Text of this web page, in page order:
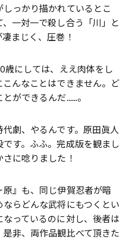
っかり描かれているとこ
一対一で殺し合う「川」と
まじく、圧巻！
歳にしては、ええ肉体をし
んなことはできません。ど
ができるんだ......。
劇、やるんです。原田眞人
す。ふふ。完成版を観まし
に唸りました！
』も、同じ伊賀忍者が暗
らどんな武将にもつくとい
っているのに対し、後者は
非、両作品観比べて頂きた